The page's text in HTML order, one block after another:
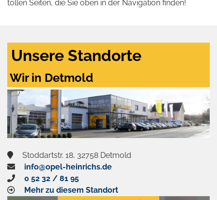
tollen Seiten, die Sie oben in der Navigation finden!
Unsere Standorte
Wir in Detmold
Stoddartstr. 18, 32758 Detmold
info@opel-heinrichs.de
0 52 32 / 81 95
Mehr zu diesem Standort